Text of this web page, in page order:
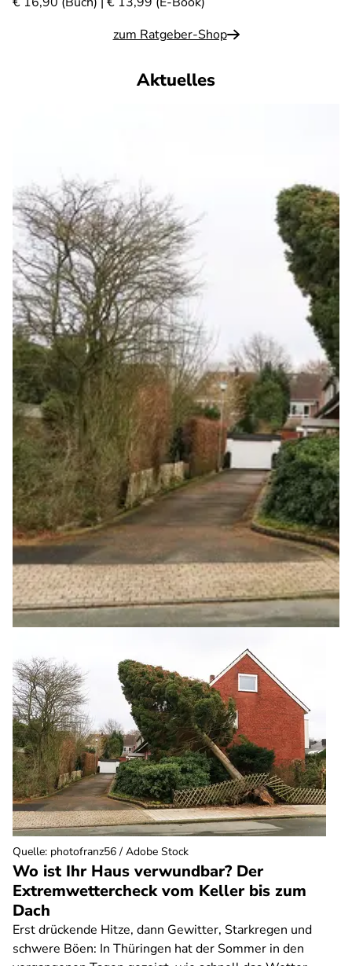
zum Ratgeber-Shop
Aktuelles
Wo ist Ihr Haus verwundbar? Der
Extremwettercheck vom Keller bis zum
Dach
Erst drückende Hitze, dann Gewitter, Starkregen und
schwere Böen: In Thüringen hat der Sommer in den
Quelle: photofranz56 / Adobe Stock